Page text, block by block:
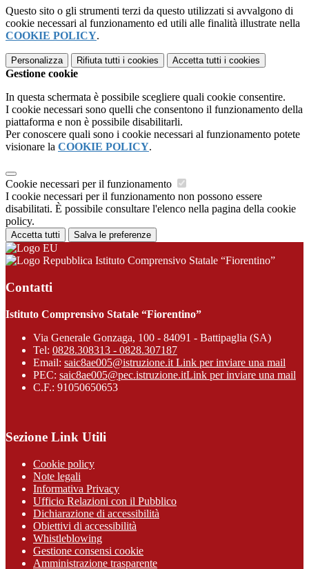
Questo sito o gli strumenti terzi da questo utilizzati si avvalgono di
cookie necessari al funzionamento ed utili alle finalità illustrate nella
COOKIE POLICY.
Personalizza Rifiuta tutti i cookies Accetta tutti i cookies
Gestione cookie
In questa schermata è possibile scegliere quali cookie consentire.
I cookie necessari sono quelli che consentono il funzionamento della
piattaforma e non è possibile disabilitarli.
Per conoscere quali sono i cookie necessari al funzionamento potete
visionare la COOKIE POLICY.
Cookie necessari per il funzionamento
I cookie necessari per il funzionamento non possono essere
disabilitati. È possibile consultare l'elenco nella pagina della cookie
policy.
Accetta tutti Salva le preferenze
Istituto Comprensivo Statale “Fiorentino”
Contatti
Istituto Comprensivo Statale “Fiorentino”
Via Generale Gonzaga, 100 - 84091 - Battipaglia (SA)
Tel: 0828.308313 - 0828.307187
Email: saic8ae005@istruzione.it Link per inviare una mail
PEC: saic8ae005@pec.istruzione.itLink per inviare una mail
C.F.: 91050650653
Sezione Link Utili
Cookie policy
Note legali
Informativa Privacy
Ufficio Relazioni con il Pubblico
Dichiarazione di accessibilità
Obiettivi di accessibilità
Whistleblowing
Gestione consensi cookie
Amministrazione trasparente